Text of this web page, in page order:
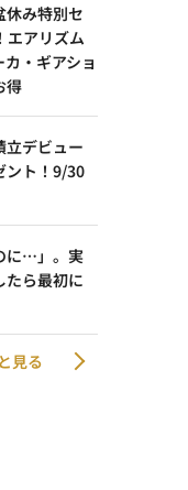
休み特別セ
エアリズム
・ギアショ
得
立デビュー
ント！9/30
に…」。実
たら最初に
見る